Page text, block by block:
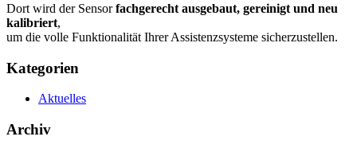
Dort wird der Sensorfachgerecht ausgebaut, gereinigt und neu
kalibriert,
um die volle Funktionalität Ihrer Assistenzsysteme sicherzustellen.
Kategorien
Aktuelles
Archiv